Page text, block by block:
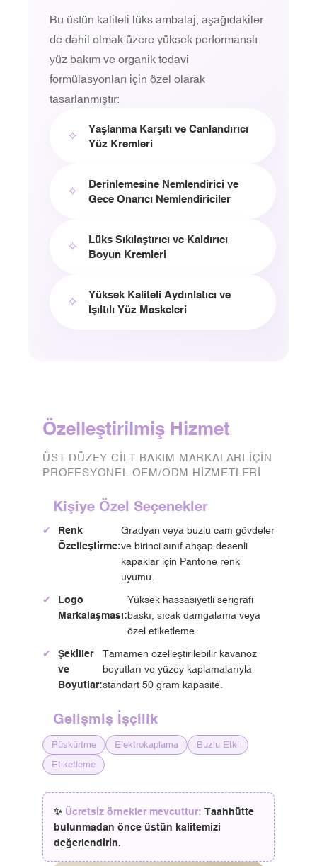
Bu üstün kaliteli lüks ambalaj, aşağıdakiler
de dahil olmak üzere yüksek performanslı
yüz bakım ve organik tedavi
formülasyonları için özel olarak
tasarlanmıştır:
✧
Yaşlanma Karşıtı ve Canlandırıcı
Yüz Kremleri
✧
Derinlemesine Nemlendirici ve
Gece Onarıcı Nemlendiriciler
✧
Lüks Sıkılaştırıcı ve Kaldırıcı
Boyun Kremleri
✧
Yüksek Kaliteli Aydınlatıcı ve
Işıltılı Yüz Maskeleri
Özelleştirilmiş Hizmet
ÜST DÜZEY CILT BAKIM MARKALARI IÇIN
PROFESYONEL OEM/ODM HIZMETLERI
Kişiye Özel Seçenekler
✔
Renk
Özelleştirme:
Gradyan veya buzlu cam gövdeler
ve birinci sınıf ahşap desenli
kapaklar için Pantone renk
uyumu.
✔
Logo
Markalaşması:
Yüksek hassasiyetli serigrafi
baskı, sıcak damgalama veya
özel etiketleme.
✔
Şekiller
ve
Boyutlar:
Tamamen özelleştirilebilir kavanoz
boyutları ve yüzey kaplamalarıyla
standart 50 gram kapasite.
Gelişmiş İşçilik
Püskürtme Elektrokaplama
Buzlu Etki
Etiketleme
✨ Ücretsiz örnekler mevcuttur: Taahhütte
bulunmadan önce üstün kalitemizi
değerlendirin.